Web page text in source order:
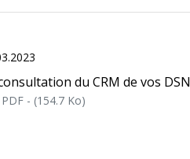
du CRM de vos DSN
PDF - (154.7 Ko)